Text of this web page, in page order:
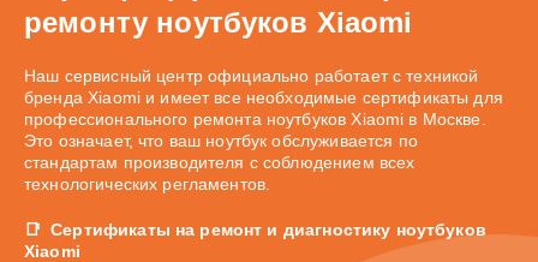
ремонту ноутбуков Xiaomi
Наш сервисный центр официально работает с техникой
бренда Xiaomi и имеет все необходимые сертификаты для
профессионального ремонта ноутбуков Xiaomi в Москве.
Это означает, что ваш ноутбук обслуживается по
стандартам производителя с соблюдением всех
технологических регламентов.
Сертификаты на ремонт и диагностику ноутбуков
Xiaomi